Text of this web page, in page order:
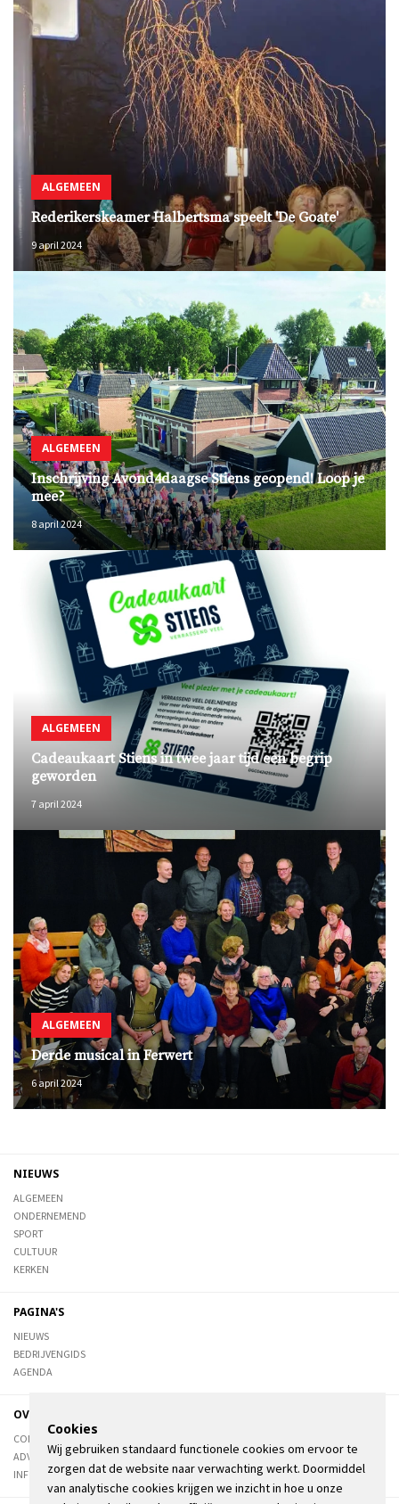
ALGEMEEN
Rederikerskeamer Halbertsma speelt 'De Goate'
9 april 2024
ALGEMEEN
Inschrijving Avond4daagse Stiens geopend! Loop je
mee?
8 april 2024
ALGEMEEN
Cadeaukaart Stiens in twee jaar tijd een begrip
geworden
7 april 2024
ALGEMEEN
Derde musical in Ferwert
6 april 2024
NIEUWS
ALGEMEEN
ONDERNEMEND
SPORT
CULTUUR
KERKEN
PAGINA'S
NIEUWS
BEDRIJVENGIDS
AGENDA
OVER DE STIENSER
CONTACT
ADVERTEREN
INFORMATIE
Cookies
Wij gebruiken standaard functionele cookies om ervoor te
zorgen dat de website naar verwachting werkt. Doormiddel
van analytische cookies krijgen we inzicht in hoe u onze